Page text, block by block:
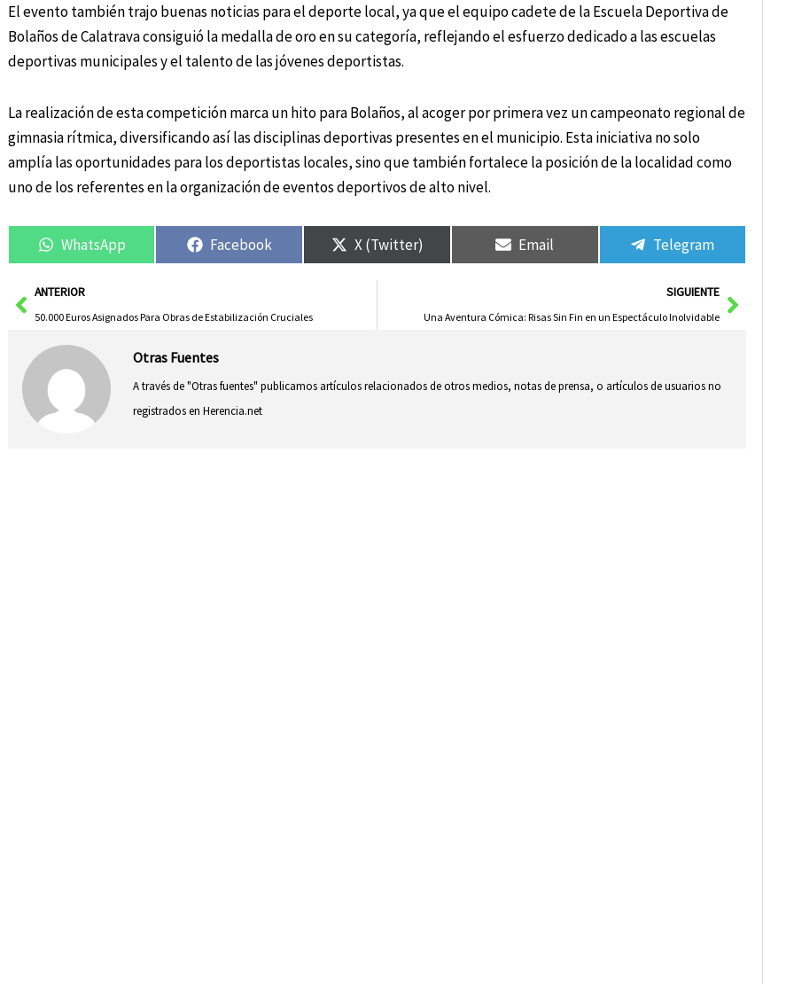
El evento también trajo buenas noticias para el deporte local, ya que el equipo cadete de la Escuela Deportiva de
Bolaños de Calatrava consiguió la medalla de oro en su categoría, reflejando el esfuerzo dedicado a las escuelas
deportivas municipales y el talento de las jóvenes deportistas.
La realización de esta competición marca un hito para Bolaños, al acoger por primera vez un campeonato regional de
gimnasia rítmica, diversificando así las disciplinas deportivas presentes en el municipio. Esta iniciativa no solo
amplía las oportunidades para los deportistas locales, sino que también fortalece la posición de la localidad como
uno de los referentes en la organización de eventos deportivos de alto nivel.
WhatsApp Facebook X (Twitter) Email Telegram
AntANTERIOR
50.000 Euros Asignados Para Obras de Estabilización Cruciales
SIGUIENTE
Una Aventura Cómica: Risas Sin Fin en un Espectáculo Inolvidable
Otras Fuentes
A través de "Otras fuentes" publicamos artículos relacionados de otros medios, notas de prensa, o artículos de usuarios no
registrados en Herencia.net